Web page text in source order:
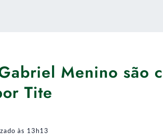
Menino são
Tite
às 13h13